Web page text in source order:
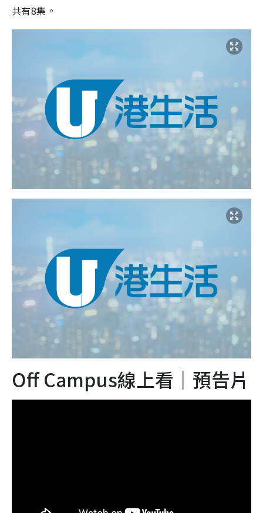
共有8集。
Off Campus線上看｜預告片